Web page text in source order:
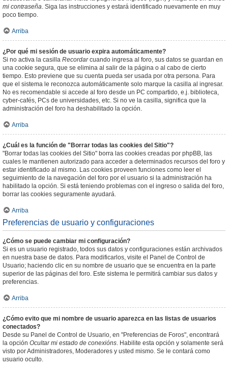
mi contraseña. Siga las instrucciones y estará identificado nuevamente en muy
poco tiempo.
Arriba
¿Por qué mi sesión de usuario expira automáticamente?
Si no activa la casilla Recordarcuando ingresa al foro, sus datos se guardan en
una cookie segura, que se elimina al salir de la página o al cabo de cierto
tiempo. Esto previene que su cuenta pueda ser usada por otra persona. Para
que el sistema le reconozca automáticamente solo marque la casilla al ingresar.
No es recomendable si accede al foro desde un PC compartido, e.j. biblioteca,
cyber-cafés, PCs de universidades, etc. Si no ve la casilla, significa que la
administración del foro ha deshabilitado la opción.
Arriba
¿Cuál es la función de "Borrar todas las cookies del Sitio"?
"Borrar todas las cookies del Sitio" borra las cookies creadas por phpBB, las
cuales le mantienen autorizado para acceder a determinados recursos del foro y
estar identificado al mismo. Las cookies proveen funciones como leer el
seguimiento de la navegación del foro por el usuario si la administración ha
habilitado la opción. Si está teniendo problemas con el ingreso o salida del foro,
borrar las cookies seguramente ayudará.
Arriba
Preferencias de usuario y configuraciones
¿Cómo se puede cambiar mi configuración?
Si es un usuario registrado, todos sus datos y configuraciones están archivados
en nuestra base de datos. Para modificarlos, visite el Panel de Control de
Usuario; haciendo clic en su nombre de usuario que se encuentra en la parte
superior de las páginas del foro. Este sistema le permitirá cambiar sus datos y
preferencias.
Arriba
¿Cómo evito que mi nombre de usuario aparezca en las listas de usuarios
conectados?
Desde su Panel de Control de Usuario, en "Preferencias de Foros", encontrará
la opción Ocultar mi estado de conexións. Habilite esta opción y solamente será
visto por Administradores, Moderadores y usted mismo. Se le contará como
usuario oculto.